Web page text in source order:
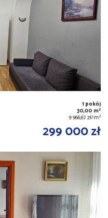
1 pokój
30,00 m2
9 966,67 zł/m2
299 000 zł